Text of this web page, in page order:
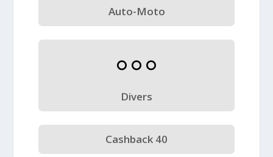
Auto-Moto
Divers
Cashback 40